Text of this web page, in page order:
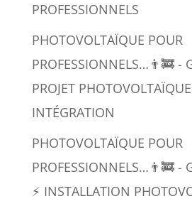
PROFESSIONNELS
PHOTOVOLTAÏQUE POUR
PROFESSIONNELS…👨‍🚒 -
PROJET
INTÉGRATION
PHOTOVOLTAÏQUE POUR
PROFESSIONNELS…👨‍🚒 -
⚡️ INSTALLATION